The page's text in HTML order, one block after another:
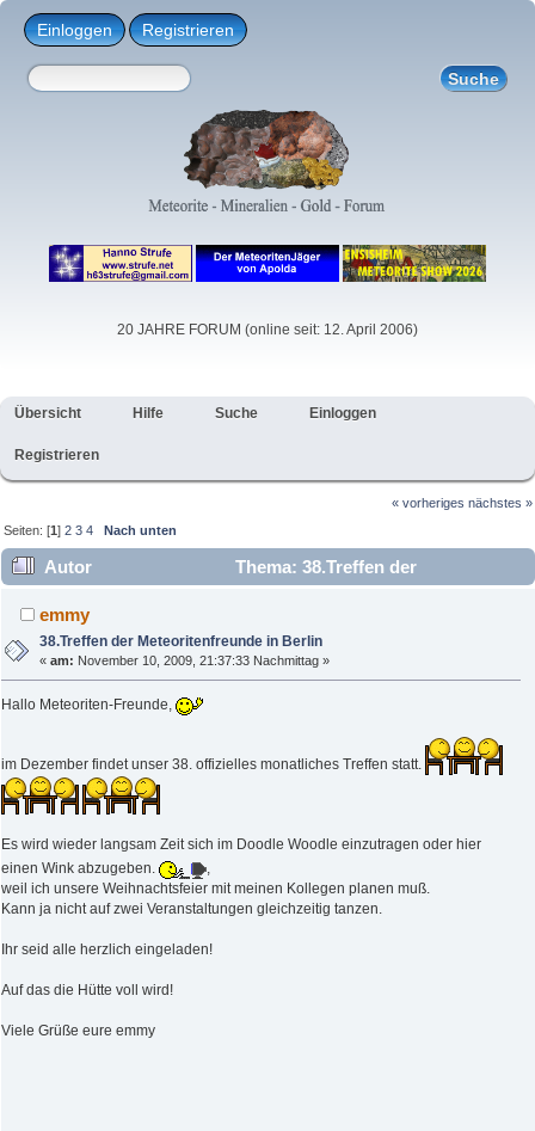
Einloggen Registrieren
20 JAHRE FORUM (online seit: 12. April 2006)
Übersicht Hilfe Suche Einloggen
Registrieren
« vorheriges nächstes »
Seiten: [1]2 3 4 Nach unten
Autor
Thema: 38.Treffen der
Meteoritenfreunde in Berlin (Gelesen 19836 mal)
emmy
38.Treffen der Meteoritenfreunde in Berlin
«am: November 10, 2009, 21:37:33 Nachmittag »
Hallo Meteoriten-Freunde,
im Dezember findet unser 38. offizielles monatliches Treffen statt.
Es wird wieder langsam Zeit sich im Doodle Woodle einzutragen oder hier
einen Wink abzugeben.
,
weil ich unsere Weihnachtsfeier mit meinen Kollegen planen muß.
Kann ja nicht auf zwei Veranstaltungen gleichzeitig tanzen.
Ihr seid alle herzlich eingeladen!
Auf das die Hütte voll wird!
Viele Grüße eure emmy